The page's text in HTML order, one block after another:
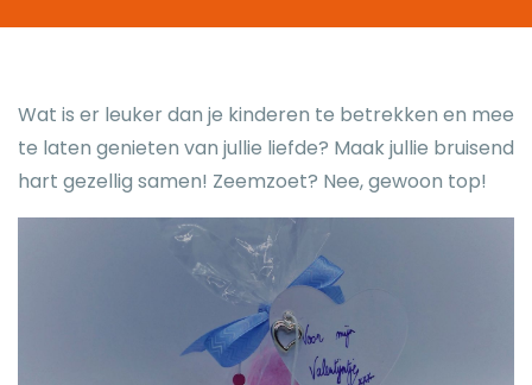
Wat is er leuker dan je kinderen te betrekken en mee
te laten genieten van jullie liefde? Maak jullie bruisend
hart gezellig samen! Zeemzoet? Nee, gewoon top!